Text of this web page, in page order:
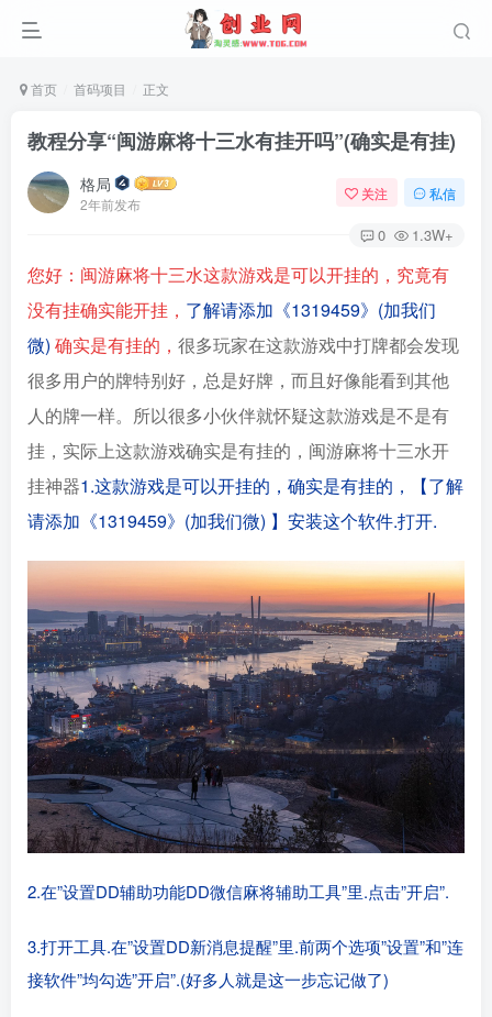
首页 首码项目 正文
教程分享“闽游麻将十三水有挂开吗”(确实是有挂)
格局
2年前发布
关注 私信
0 1.3W+
您好：闽游麻将十三水这款游戏是可以开挂的， 究竟有
没有挂确实能开挂， 了解请添加《1319459》(加我们
微) 确实是有挂的， 很多玩家在这款游戏中打牌都会发现
很多用户的牌特别好，总是好牌，而且好像能看到其他
人的牌一样。所以很多小伙伴就怀疑这款游戏是不是有
挂，实际上这款游戏确实是有挂的，闽游麻将十三水开
挂神器1.这款游戏是可以开挂的，确实是有挂的， 【了解
请添加《1319459》(加我们微) 】安装这个软件.打开.
2.在”设置DD辅助功能DD微信麻将辅助工具”里.点击”开启”.
3.打开工具.在”设置DD新消息提醒”里.前两个选项”设置”和”连
接软件”均勾选”开启”.(好多人就是这一步忘记做了)